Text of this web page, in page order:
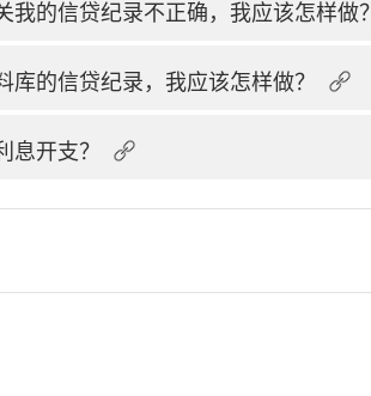
的信贷纪录不正确，我应该怎样做？
的信贷纪录，我应该怎样做？
开支？